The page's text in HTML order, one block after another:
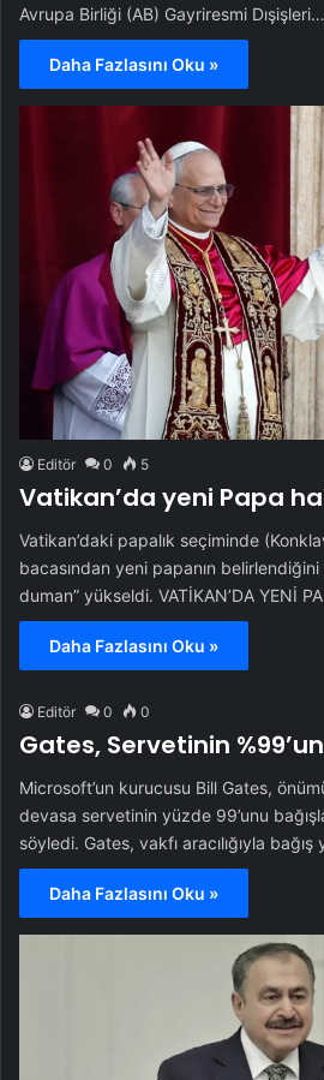
Avrupa Birliği (AB) Gayriresmi Dışişleri…
Daha Fazlasını Oku »
Editör 0 5
Vatikan’da yeni Papa
Vatikan’daki papalık seçiminde
bacasından yeni papanın
duman” yükseldi. VATİKAN’DA YENİ
Daha Fazlasını Oku »
Editör 0 0
Gates, Servetinin
Microsoft’un kurucusu Bill Gates,
devasa servetinin yüzde 99’unu
söyledi. Gates, vakfı aracılığıyla bağış
Daha Fazlasını Oku »